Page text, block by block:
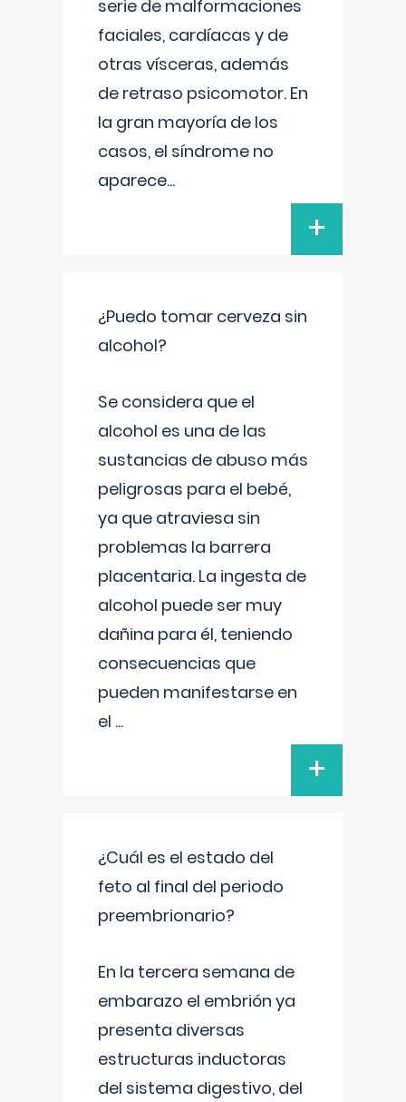
serie de malformaciones
faciales, cardíacas y de
otras vísceras, además
de retraso psicomotor. En
la gran mayoría de los
casos, el síndrome no
aparece...
+
¿Puedo tomar cerveza sin
alcohol?
Se considera que el
alcohol es una de las
sustancias de abuso más
peligrosas para el bebé,
ya que atraviesa sin
problemas la barrera
placentaria. La ingesta de
alcohol puede ser muy
dañina para él, teniendo
consecuencias que
pueden manifestarse en
el ...
+
¿Cuál es el estado del
feto al final del periodo
preembrionario?
En la tercera semana de
embarazo el embrión ya
presenta diversas
estructuras inductoras
del sistema digestivo, del